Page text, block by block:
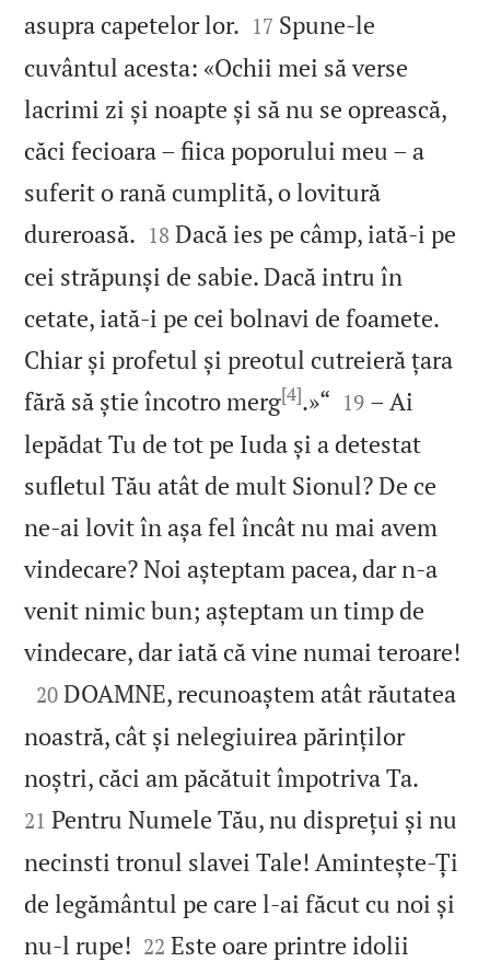
asupra capetelor lor. 

17 Spune‑le
cuvântul acesta: «Ochii mei să verse
lacrimi zi și noapte și să nu se oprească,
căci fecioara – fiica poporului meu – a
suferit o rană cumplită, o lovitură
dureroasă. 

18 Dacă ies pe câmp, iată‑i pe
cei străpunși de sabie. Dacă intru în
cetate, iată‑i pe cei bolnavi de foamete.
Chiar și profetul și preotul cutreieră țara
fără să știe încotro merg[4].»“ 

19 – Ai
lepădat Tu de tot pe Iuda și a detestat
sufletul Tău atât de mult Sionul? De ce
ne‑ai lovit în așa fel încât nu mai avem
vindecare? Noi așteptam pacea, dar n‑a
venit nimic bun; așteptam un timp de
vindecare, dar iată că vine numai teroare!

20 DOAMNE, recunoaștem atât răutatea
noastră, cât și nelegiuirea părinților
noștri, căci am păcătuit împotriva Ta.
21 Pentru Numele Tău, nu disprețui și nu
necinsti tronul slavei Tale! Amintește‑Ți
de legământul pe care l‑ai făcut cu noi și
nu‑l rupe! 

22 Este oare printre idolii